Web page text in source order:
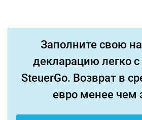
Заполните свою
декларацию легко
SteuerGo. Возврат в
евро менее чем